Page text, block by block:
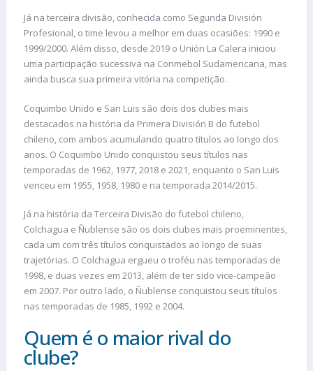
Já na terceira divisão, conhecida como Segunda División
Profesional, o time levou a melhor em duas ocasiões: 1990 e
1999/2000. Além disso, desde 2019 o Unión La Calera iniciou
uma participação sucessiva na Conmebol Sudamericana, mas
ainda busca sua primeira vitória na competição.
Coquimbo Unido e San Luis são dois dos clubes mais
destacados na história da Primera División B do futebol
chileno, com ambos acumulando quatro títulos ao longo dos
anos. O Coquimbo Unido conquistou seus títulos nas
temporadas de 1962, 1977, 2018 e 2021, enquanto o San Luis
venceu em 1955, 1958, 1980 e na temporada 2014/2015.
Já na história da Terceira Divisão do futebol chileno,
Colchagua e Ñublense são os dois clubes mais proeminentes,
cada um com três títulos conquistados ao longo de suas
trajetórias. O Colchagua ergueu o troféu nas temporadas de
1998, e duas vezes em 2013, além de ter sido vice-campeão
em 2007. Por outro lado, o Ñublense conquistou seus títulos
nas temporadas de 1985, 1992 e 2004.
Quem é o maior rival do
clube?